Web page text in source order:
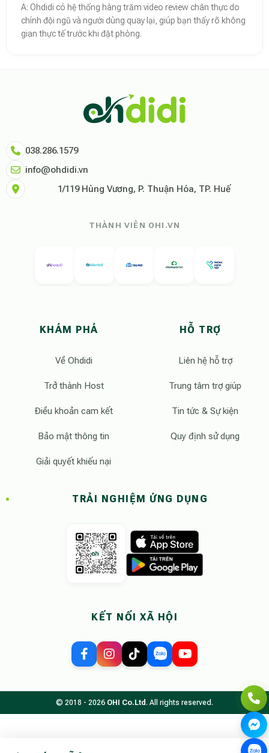
A: Ohdidi có hệ thống hàng trăm video review chân thực do
chính đội ngũ và người dùng quay lại, giúp bạn thấy rõ không
gian thực tế trước khi đặt phòng.
Ohdidi Facebook Official,
038.286.1579
info@ohdidi.vn
1/119 Hùng Vương, P. Thuận Hóa, TP. Huế
THÀNH VIÊN OHI.VN
KHÁM PHÁ
Về Ohdidi
Trở thành Host
Điều khoản cam kết
Bảo mật thông tin
Giải quyết khiếu nại
HỖ TRỢ
Liên hệ hỗ trợ
Trung tâm trợ giúp
Tin tức & Sự kiện
Quy định sử dụng
TRẢI NGHIỆM ỨNG DỤNG
KẾT NỐI XÃ HỘI
© 2018 - 2026 OHI Co.Ltd. All rights reserved.